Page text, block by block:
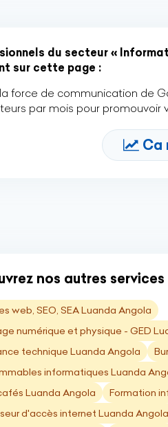
du secteur «
sur cette page :
force de communication de
par mois pour promouvoir
Ca
nos autres
web, SEO, SEA Luanda Angola
numérique et physique - GED
technique Luanda Angola
informatiques Luanda
Luanda Angola
Formation
d'accès internet Luanda Angola